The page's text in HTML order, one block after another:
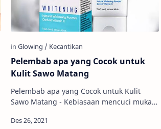
Pelembab apa yang Cocok untuk
Kulit Sawo Matang
Pelembab apa yang Cocok untuk Kulit
Sawo Matang - Kebiasaan mencuci muka
untuk menjaga kesehatan kulit. Namun